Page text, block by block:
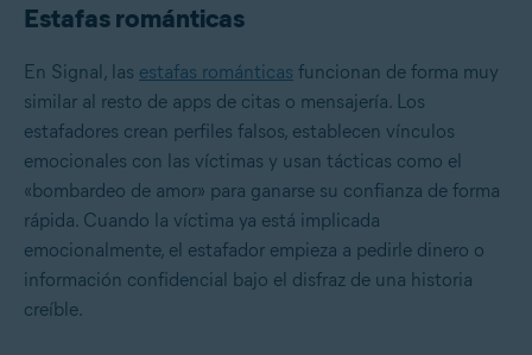
Estafas románticas
En Signal, las estafas románticas funcionan de forma muy
similar al resto de apps de citas o mensajería. Los
estafadores crean perfiles falsos, establecen vínculos
emocionales con las víctimas y usan tácticas como el
«bombardeo de amor» para ganarse su confianza de forma
rápida. Cuando la víctima ya está implicada
emocionalmente, el estafador empieza a pedirle dinero o
información confidencial bajo el disfraz de una historia
creíble.